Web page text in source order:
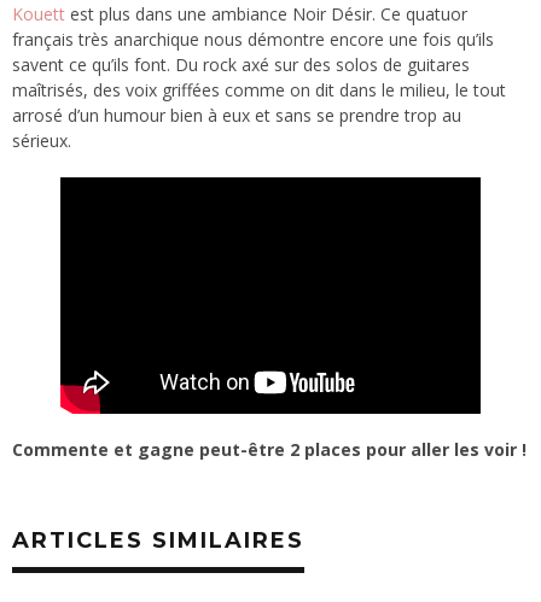
Kouett est plus dans une ambiance Noir Désir. Ce quatuor
français très anarchique nous démontre encore une fois qu’ils
savent ce qu’ils font. Du rock axé sur des solos de guitares
maîtrisés, des voix griffées comme on dit dans le milieu, le tout
arrosé d’un humour bien à eux et sans se prendre trop au
sérieux.
Commente et gagne peut-être 2 places pour aller les voir !
ARTICLES SIMILAIRES